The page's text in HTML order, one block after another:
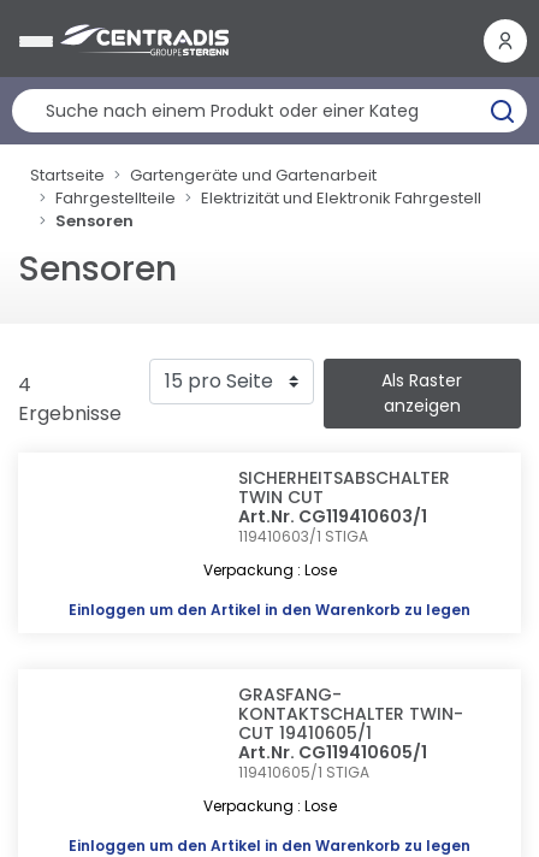
Startseite
Gartengeräte und Gartenarbeit
Fahrgestellteile
Elektrizität und Elektronik Fahrgestell
Sensoren
Sensoren
4
Ergebnisse
Als Raster
anzeigen
SICHERHEITSABSCHALTER
TWIN CUT
Art.Nr. CG119410603/1
119410603/1 STIGA
Verpackung : Lose
Einloggen um den Artikel in den Warenkorb zu legen
GRASFANG-
KONTAKTSCHALTER TWIN-
CUT 19410605/1
Art.Nr. CG119410605/1
119410605/1 STIGA
Verpackung : Lose
Einloggen um den Artikel in den Warenkorb zu legen